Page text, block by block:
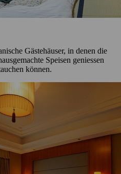
Gästehäuser, in denen die
Speisen geniessen
können.